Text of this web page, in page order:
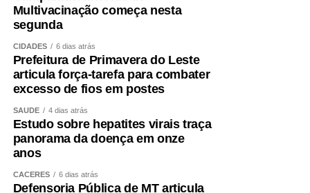
Multivacinação começa nesta
segunda
CIDADES 6 dias atrás
Prefeitura de Primavera do Leste
articula força-tarefa para combater
excesso de fios em postes
SAÚDE 4 dias atrás
Estudo sobre hepatites virais traça
panorama da doença em onze
anos
CÁCERES 6 dias atrás
Defensoria Pública de MT articula